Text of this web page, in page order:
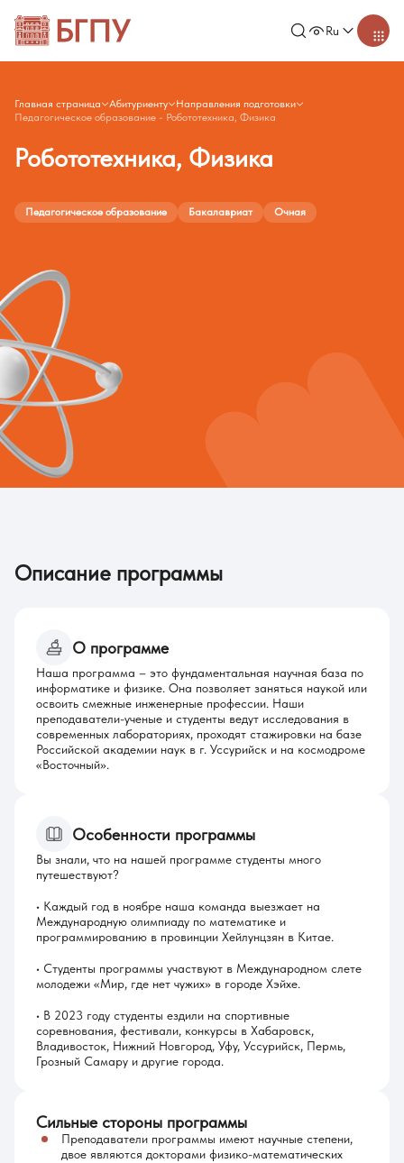
Ru
Главная страница Абитуриенту
Направления подготовки
Педагогическое образование - Робототехника, Физика
Робототехника, Физика
Педагогическое образование Бакалавриат Очная
Описание программы
О программе
Наша программа – это фундаментальная научная база по
информатике и физике. Она позволяет заняться наукой или
освоить смежные инженерные профессии. Наши
преподаватели-ученые и студенты ведут исследования в
современных лабораториях, проходят стажировки на базе
Российской академии наук в г. Уссурийск и на космодроме
«Восточный».
Особенности программы
Вы знали, что на нашей программе студенты много
путешествуют?
• Каждый год в ноябре наша команда выезжает на
Международную олимпиаду по математике и
программированию в провинции Хейлунцзян в Китае.
• Студенты программы участвуют в Международном слете
молодежи «Мир, где нет чужих» в городе Хэйхе.
• В 2023 году студенты ездили на спортивные
соревнования, фестивали, конкурсы в Хабаровск,
Владивосток, Нижний Новгород, Уфу, Уссурийск, Пермь,
Грозный Самару и другие города.
Сильные стороны программы
Преподаватели программы имеют научные степени,
двое являются докторами физико-математических